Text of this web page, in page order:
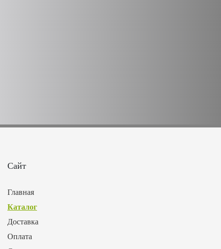
Сайт
Главная
Каталог
Доставка
Оплата